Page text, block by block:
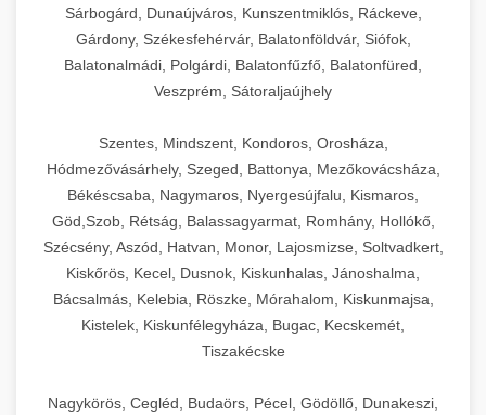
Sárbogárd, Dunaújváros, Kunszentmiklós, Ráckeve,
Gárdony, Székesfehérvár, Balatonföldvár, Siófok,
Balatonalmádi, Polgárdi, Balatonfűzfő, Balatonfüred,
Veszprém, Sátoraljaújhely
Szentes, Mindszent, Kondoros, Orosháza,
Hódmezővásárhely, Szeged, Battonya, Mezőkovácsháza,
Békéscsaba, Nagymaros, Nyergesújfalu, Kismaros,
Göd,Szob, Rétság, Balassagyarmat, Romhány, Hollókő,
Szécsény, Aszód, Hatvan, Monor, Lajosmizse, Soltvadkert,
Kiskőrös, Kecel, Dusnok, Kiskunhalas, Jánoshalma,
Bácsalmás, Kelebia, Röszke, Mórahalom, Kiskunmajsa,
Kistelek, Kiskunfélegyháza, Bugac, Kecskemét,
Tiszakécske
Nagykörös, Cegléd, Budaörs, Pécel, Gödöllő, Dunakeszi,